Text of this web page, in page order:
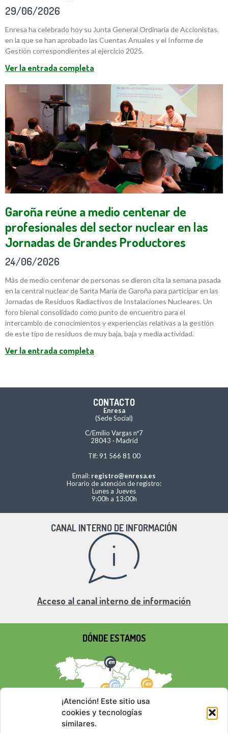
¡Atención! Este sitio usa
cookies y tecnologías
similares.
29/06/2026
Enresa ha celebrado hoy su Junta General Ordinaria de Accionistas,
en la que se han aprobado las Cuentas Anuales y el Informe de
Gestión correspondientes al ejercicio 2025.
Ver la entrada completa
Garoña reúne a medio centenar de
profesionales del sector nuclear en las
Jornadas de Grandes Productores
24/06/2026
Más de medio centenar de personas se dieron cita la semana pasada
en la central nuclear de Santa María de Garoña para participar en las
Jornadas de Residuos Radiactivos de Instalaciones Nucleares. Un
foro bienal consolidado como punto de encuentro para el
intercambio de conocimientos y experiencias relativas a la gestión
de este tipo de residuos de muy baja, baja y media actividad.
Ver la entrada completa
CONTACTO
Enresa
(Sede Social)
C/Emilio Vargas nº7
28043 · Madrid
Tlf: 91 566 81 00
Email: registro@enresa.es
Horario de atención de registro:
Lunes a Jueves
9:00h a 13:00h
CANAL INTERNO DE INFORMACIÓN
Acceso al canal interno de información
DÓNDE ESTAMOS